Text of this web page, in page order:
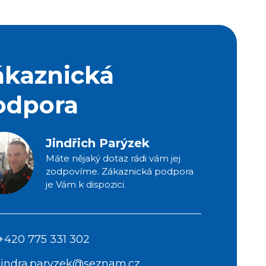
Jindřich Parýzek
Máte nějaký dotaz rádi vám jej
zodpovíme. Zákaznická podpora
je Vám k dispozici.
775 331 302